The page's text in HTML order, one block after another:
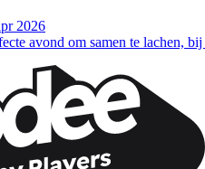
2026
avond om samen te lachen,
ontvangen?